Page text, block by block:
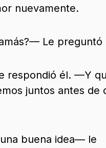
nuevamente.
Le preguntó
él. —Y
juntos antes de
buena idea— le